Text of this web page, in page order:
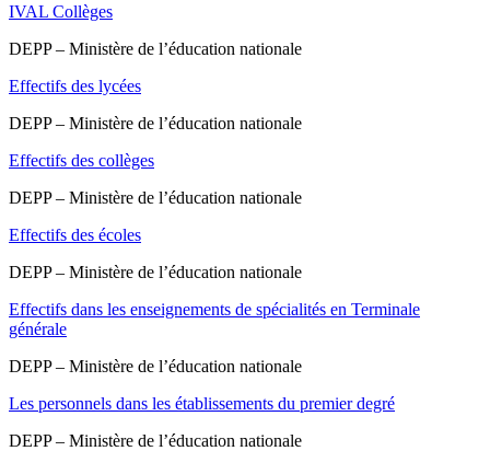
IVAL Collèges
DEPP – Ministère de l’éducation nationale
Effectifs des lycées
DEPP – Ministère de l’éducation nationale
Effectifs des collèges
DEPP – Ministère de l’éducation nationale
Effectifs des écoles
DEPP – Ministère de l’éducation nationale
Effectifs dans les enseignements de spécialités en Terminale
générale
DEPP – Ministère de l’éducation nationale
Les personnels dans les établissements du premier degré
DEPP – Ministère de l’éducation nationale